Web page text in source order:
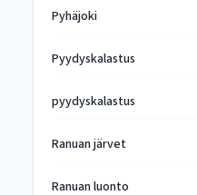
Pyhäjoki
Pyydyskalastus
pyydyskalastus
Ranuan järvet
Ranuan luonto